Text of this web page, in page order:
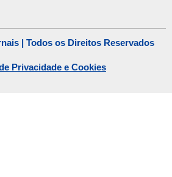
| Todos os Direitos Reservados
Privacidade e Cookies